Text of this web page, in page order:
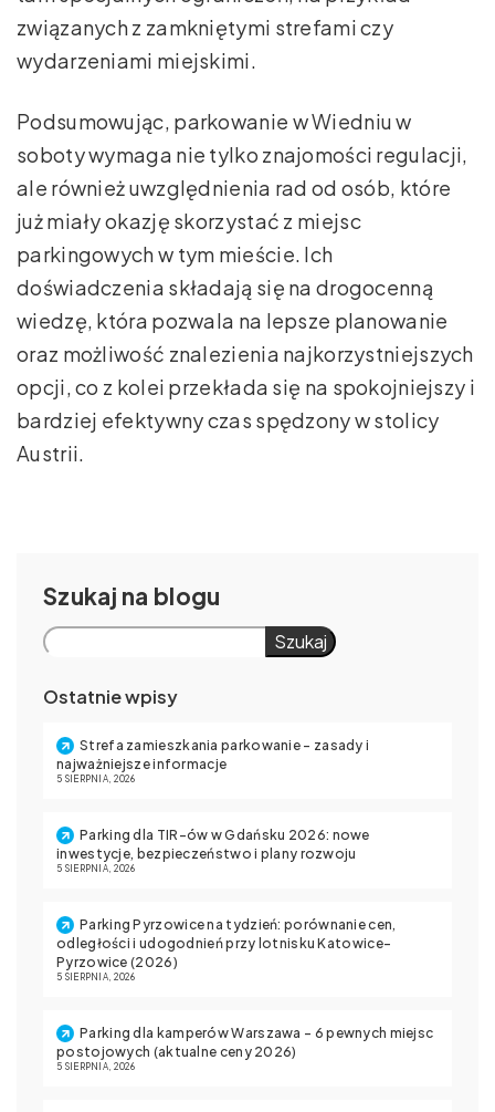
związanych z zamkniętymi strefami czy
wydarzeniami miejskimi.
Podsumowując, parkowanie w Wiedniu w
soboty wymaga nie tylko znajomości regulacji,
ale również uwzględnienia rad od osób, które
już miały okazję skorzystać z miejsc
parkingowych w tym mieście. Ich
doświadczenia składają się na drogocenną
wiedzę, która pozwala na lepsze planowanie
oraz możliwość znalezienia najkorzystniejszych
opcji, co z kolei przekłada się na spokojniejszy i
bardziej efektywny czas spędzony w stolicy
Austrii.
Szukaj
Szukaj
Ostatnie wpisy
Strefa zamieszkania parkowanie – zasady i
najważniejsze informacje
5 SIERPNIA, 2026
Parking dla TIR-ów w Gdańsku 2026: nowe
inwestycje, bezpieczeństwo i plany rozwoju
5 SIERPNIA, 2026
Parking Pyrzowice na tydzień: porównanie cen,
odległości i udogodnień przy lotnisku Katowice-
Pyrzowice (2026)
5 SIERPNIA, 2026
Parking dla kamperów Warszawa – 6 pewnych miejsc
postojowych (aktualne ceny 2026)
5 SIERPNIA, 2026